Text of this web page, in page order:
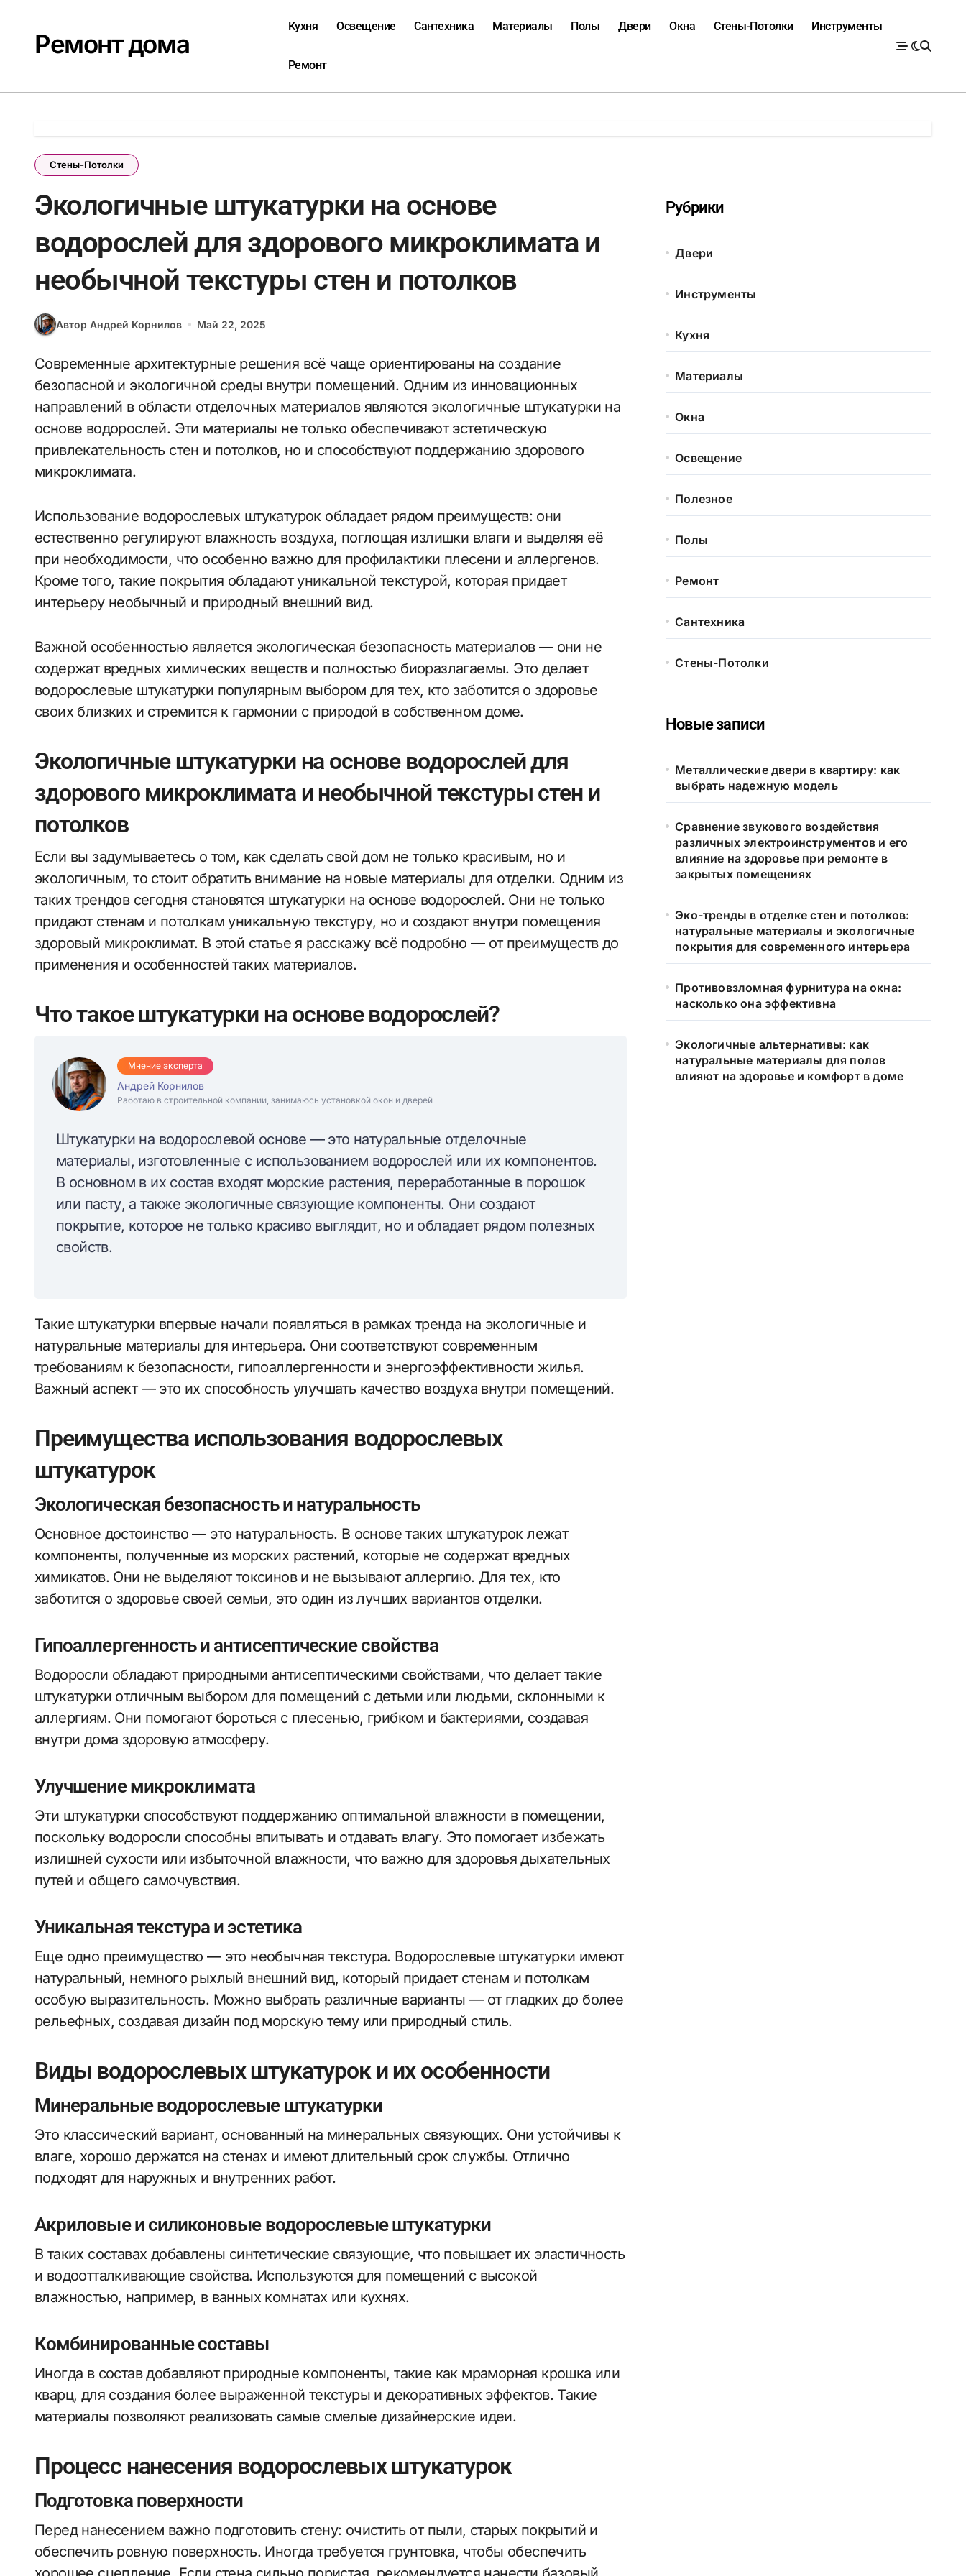
содержаниюРемонт дома
Кухня Освещение Сантехника Материалы Полы Двери Окна Стены-Потолки Инструменты
Ремонт
Стены-Потолки
Экологичные штукатурки на основе
водорослей для здорового микроклимата и
необычной текстуры стен и потолков
Автор Андрей Корнилов Май 22, 2025
Современные архитектурные решения всё чаще ориентированы на создание
безопасной и экологичной среды внутри помещений. Одним из инновационных
направлений в области отделочных материалов являются экологичные штукатурки на
основе водорослей. Эти материалы не только обеспечивают эстетическую
привлекательность стен и потолков, но и способствуют поддержанию здорового
микроклимата.
Использование водорослевых штукатурок обладает рядом преимуществ: они
естественно регулируют влажность воздуха, поглощая излишки влаги и выделяя её
при необходимости, что особенно важно для профилактики плесени и аллергенов.
Кроме того, такие покрытия обладают уникальной текстурой, которая придает
интерьеру необычный и природный внешний вид.
Важной особенностью является экологическая безопасность материалов — они не
содержат вредных химических веществ и полностью биоразлагаемы. Это делает
водорослевые штукатурки популярным выбором для тех, кто заботится о здоровье
своих близких и стремится к гармонии с природой в собственном доме.
Экологичные штукатурки на основе водорослей для
здорового микроклимата и необычной текстуры стен и
потолков
Если вы задумываетесь о том, как сделать свой дом не только красивым, но и
экологичным, то стоит обратить внимание на новые материалы для отделки. Одним из
таких трендов сегодня становятся штукатурки на основе водорослей. Они не только
придают стенам и потолкам уникальную текстуру, но и создают внутри помещения
здоровый микроклимат. В этой статье я расскажу всё подробно — от преимуществ до
применения и особенностей таких материалов.
Что такое штукатурки на основе водорослей?
Мнение эксперта
Андрей Корнилов
Работаю в строительной компании, занимаюсь установкой окон и дверей
Штукатурки на водорослевой основе — это натуральные отделочные
материалы, изготовленные с использованием водорослей или их компонентов.
В основном в их состав входят морские растения, переработанные в порошок
или пасту, а также экологичные связующие компоненты. Они создают
покрытие, которое не только красиво выглядит, но и обладает рядом полезных
свойств.
Такие штукатурки впервые начали появляться в рамках тренда на экологичные и
натуральные материалы для интерьера. Они соответствуют современным
требованиям к безопасности, гипоаллергенности и энергоэффективности жилья.
Важный аспект — это их способность улучшать качество воздуха внутри помещений.
Преимущества использования водорослевых
штукатурок
Экологическая безопасность и натуральность
Основное достоинство — это натуральность. В основе таких штукатурок лежат
компоненты, полученные из морских растений, которые не содержат вредных
химикатов. Они не выделяют токсинов и не вызывают аллергию. Для тех, кто
заботится о здоровье своей семьи, это один из лучших вариантов отделки.
Гипоаллергенность и антисептические свойства
Водоросли обладают природными антисептическими свойствами, что делает такие
штукатурки отличным выбором для помещений с детьми или людьми, склонными к
аллергиям. Они помогают бороться с плесенью, грибком и бактериями, создавая
внутри дома здоровую атмосферу.
Улучшение микроклимата
Эти штукатурки способствуют поддержанию оптимальной влажности в помещении,
поскольку водоросли способны впитывать и отдавать влагу. Это помогает избежать
излишней сухости или избыточной влажности, что важно для здоровья дыхательных
путей и общего самочувствия.
Уникальная текстура и эстетика
Еще одно преимущество — это необычная текстура. Водорослевые штукатурки имеют
натуральный, немного рыхлый внешний вид, который придает стенам и потолкам
особую выразительность. Можно выбрать различные варианты — от гладких до более
рельефных, создавая дизайн под морскую тему или природный стиль.
Виды водорослевых штукатурок и их особенности
Минеральные водорослевые штукатурки
Это классический вариант, основанный на минеральных связующих. Они устойчивы к
влаге, хорошо держатся на стенах и имеют длительный срок службы. Отлично
подходят для наружных и внутренних работ.
Акриловые и силиконовые водорослевые штукатурки
В таких составах добавлены синтетические связующие, что повышает их эластичность
и водоотталкивающие свойства. Используются для помещений с высокой
влажностью, например, в ванных комнатах или кухнях.
Комбинированные составы
Иногда в состав добавляют природные компоненты, такие как мраморная крошка или
кварц, для создания более выраженной текстуры и декоративных эффектов. Такие
материалы позволяют реализовать самые смелые дизайнерские идеи.
Процесс нанесения водорослевых штукатурок
Подготовка поверхности
Перед нанесением важно подготовить стену: очистить от пыли, старых покрытий и
обеспечить ровную поверхность. Иногда требуется грунтовка, чтобы обеспечить
Рубрики
Двери
Инструменты
Кухня
Материалы
Окна
Освещение
Полезное
Полы
Ремонт
Сантехника
Стены-Потолки
Новые записи
Металлические двери в квартиру: как
выбрать надежную модель
Сравнение звукового воздействия
различных электроинструментов и его
влияние на здоровье при ремонте в
закрытых помещениях
Эко-тренды в отделке стен и потолков:
натуральные материалы и экологичные
покрытия для современного интерьера
Противовзломная фурнитура на окна:
насколько она эффективна
Экологичные альтернативы: как
натуральные материалы для полов
влияют на здоровье и комфорт в доме